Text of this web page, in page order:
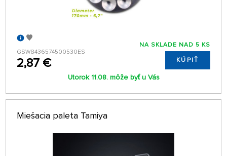
GSW8436574500530ES
2,87 €
NA SKLADE NAD 5 KS
KÚPIŤ
Utorok 11.08. môže byť u Vás
Miešacia paleta Tamiya